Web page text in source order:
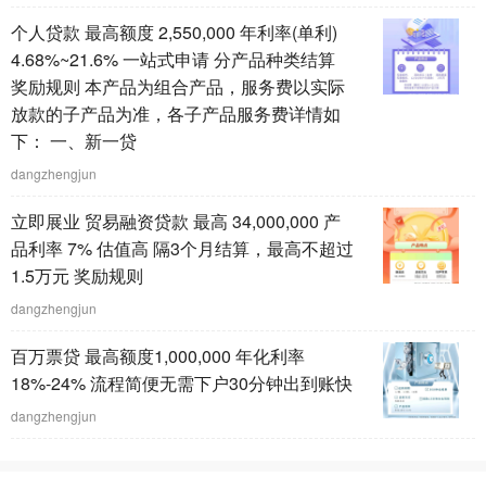
个人贷款 最高额度 2,550,000 年利率(单利)
4.68%~21.6% 一站式申请 分产品种类结算
奖励规则 本产品为组合产品，服务费以实际
放款的子产品为准，各子产品服务费详情如
下： 一、新一贷
dangzhengjun
立即展业 贸易融资贷款 最高 34,000,000 产
品利率 7% 估值高 隔3个月结算，最高不超过
1.5万元 奖励规则
dangzhengjun
百万票贷 最高额度1,000,000 年化利率
18%-24% 流程简便无需下户30分钟出到账快
dangzhengjun